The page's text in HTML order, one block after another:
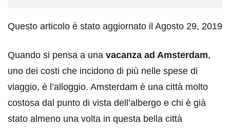
Questo articolo è stato aggiornato il Agosto 29, 2019
Quando si pensa a una vacanza ad Amsterdam,
uno dei costi che incidono di più nelle spese di
viaggio, è l’alloggio. Amsterdam è una città molto
costosa dal punto di vista dell’albergo e chi è già
stato almeno una volta in questa bella città